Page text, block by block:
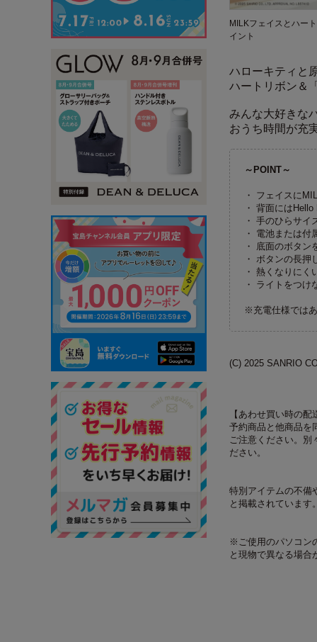
MILKフェイスとハー
イント
ハローキティと
ハートリボン＆
みんな大好きな
おうち時間が充
～POINT～
・ フェイスに
・ 背面には
・ 手のひらサイ
・ 電池または付
・ 底面のボタン
・ ボタンの長押
・ 熱くなりにく
・ ライトをつけ
※充電仕様では
(C) 2025 SANRIO
【あわせ買い時の配
予約商品と他商品を
ご注意ください。別
ださい。
特別アイテムの不備
と掲載されています
※ご使用のパソコン
と現物で異なる場合